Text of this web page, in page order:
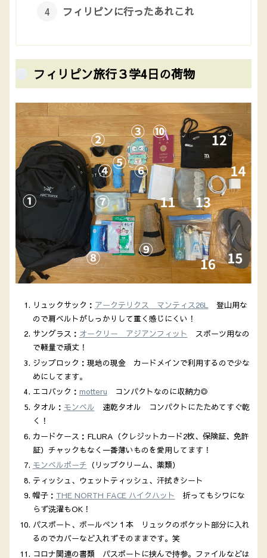
フィリピンに行ったあれこれ
フィリピン旅行３学4日の荷物
リュックサック： アークテリクス マンティス26L 登山用な
ので肩ベルトがしっかりして重く感じにくい！
サングラス： オークリー アジアンフィット スポーツ用なの
で軽量で頑丈！
ジップロック：現地の現金 カードメインで利用するので少な
めにしてます。
エコバック： motteru コンパクトなのに収納力◎
タオル： モンベル 速乾タオル コンパクトにたためてすぐ乾
く！
カードケース：FLURA（クレジットカード2枚、保険証、免許
証）チャックもなく一番薄いものを愛用してます！
モンベルポーチ （リップクリーム、薬類）
ティッシュ、ウェットティッシュ、汗拭きシート
帽子： THE NORTH FACE ハイクハット 折ってもシワにな
らず洗濯もOK！
パスポート、ボールペン１本 リュックのポケット部分に入れ
るのでカバーなど入れずそのままです。笑
コロナ関連の書類 パスポートに挟んで持参。ファイルなどは